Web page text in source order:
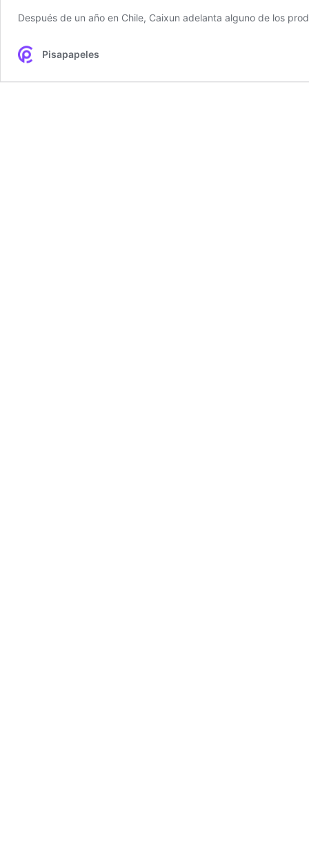
Después de un año en Chile, Caixun adelanta alguno de los
Pisapapeles